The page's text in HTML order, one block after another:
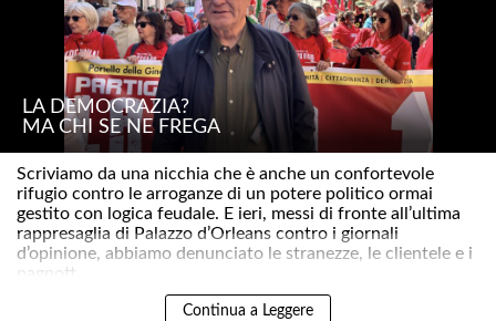
LA DEMOCRAZIA?
MA CHI SE NE FREGA
Scriviamo da una nicchia che è anche un confortevole
rifugio contro le arroganze di un potere politico ormai
gestito con logica feudale. E ieri, messi di fronte all’ultima
rappresaglia di Palazzo d’Orleans contro i giornali
d’opinione, abbiamo denunciato le stranezze, le clientele e i
pagnott..
Continua a Leggere